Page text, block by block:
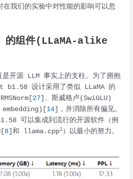
在我们的实验中对性能的影响可以忽
的组件(LLaMA-alike
是开源 LLM 事实上的支柱。为了拥抱
b1.58 设计采用了类似 LLaMA 的
27 ]、斯威格卢(SwiGLU)
14 ]，并消除所有偏见。
可以集成到流行的开源软件（例
8 ]和 llama.cpp1）以最小的努力。